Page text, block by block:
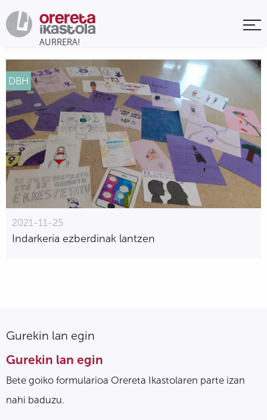
DBH
2021-11-25
Indarkeria ezberdinak lantzen
Gurekin lan egin
Gurekin lan egin
Bete goiko formularioa Orereta Ikastolaren parte izan
nahi baduzu.